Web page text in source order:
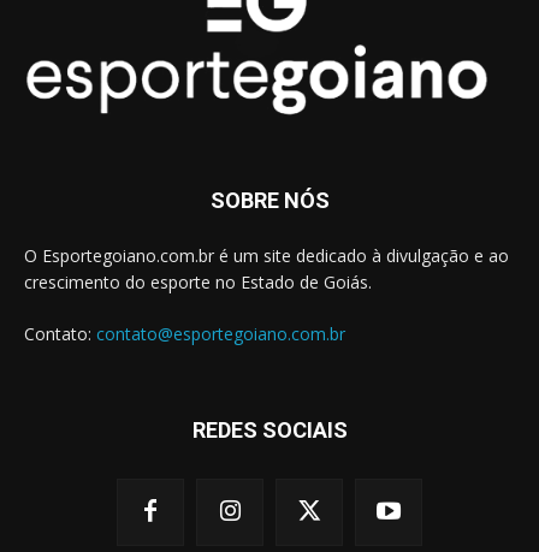
SOBRE NÓS
O Esportegoiano.com.br é um site dedicado à divulgação e ao
crescimento do esporte no Estado de Goiás.
Contato: contato@esportegoiano.com.br
REDES SOCIAIS